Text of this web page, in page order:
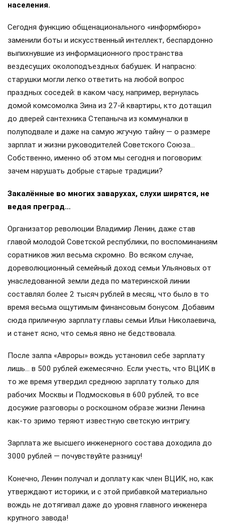
населения.
Сегодня функцию общенационального «информбюро»
заменили боты и искусственный интеллект, беспардонно
выпихнувшие из информационного пространства
вездесущих околоподъездных бабушек. И напрасно:
старушки могли легко ответить на любой вопрос
праздных соседей: в каком часу, например, вернулась
домой комсомолка Зина из 27-й квартиры, кто дотащил
до дверей сантехника Степаныча из коммуналки в
полуподвале и даже на самую жгучую тайну — о размере
зарплат и жизни руководителей Советского Союза…
Собственно, именно об этом мы сегодня и поговорим:
зачем нарушать добрые старые традиции?
Закалённые во многих заварухах, слухи ширятся, не
ведая преград…
Организатор революции Владимир Ленин, даже став
главой молодой Советской республики, по воспоминаниям
соратников жил весьма скромно. Во всяком случае,
дореволюционный семейный доход семьи Ульяновых от
унаследованной земли деда по материнской линии
составлял более 2 тысяч рублей в месяц, что было в то
время весьма ощутимым финансовым бонусом. Добавим
сюда приличную зарплату главы семьи Ильи Николаевича,
и станет ясно, что семья явно не бедствовала.
После залпа «Авроры» вождь установил себе зарплату
лишь… в 500 рублей ежемесячно. Если учесть, что ВЦИК в
то же время утвердил среднюю зарплату только для
рабочих Москвы и Подмосковья в 600 рублей, то все
досужие разговоры о роскошном образе жизни Ленина
как-то зримо теряют известную светскую интригу.
Зарплата же высшего инженерного состава доходила до
3000 рублей — почувствуйте разницу!
Конечно, Ленин получал и доплату как член ВЦИК, но, как
утверждают историки, и с этой прибавкой материально
вождь не дотягивал даже до уровня главного инженера
крупного завода!